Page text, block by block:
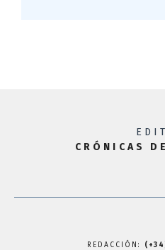
CRÓNICAS
REDACCIÓN: